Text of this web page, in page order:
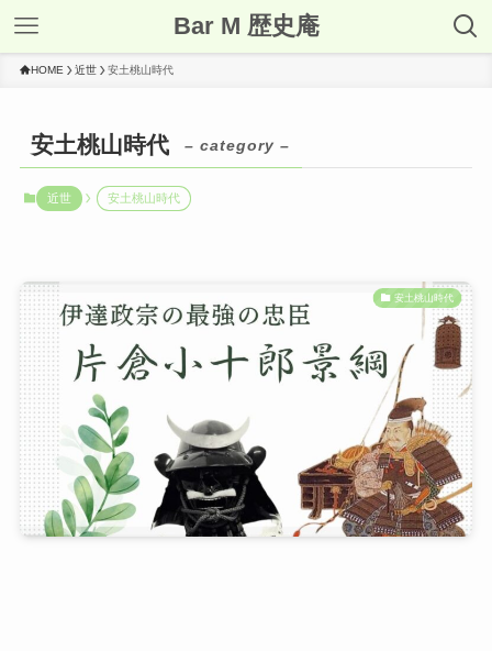
Bar M 歴史庵
HOME 近世 安土桃山時代
安土桃山時代 – category –
近世 安土桃山時代
安土桃山時代